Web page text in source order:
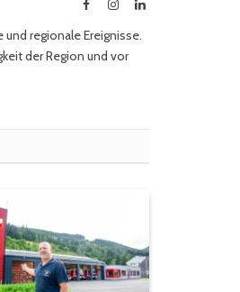
FacebookInstagramLinkedIn
regionale Ereignisse.
der Region und vor